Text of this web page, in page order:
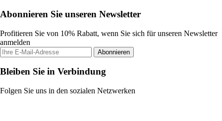
Abonnieren Sie unseren Newsletter
Profitieren Sie von 10% Rabatt, wenn Sie sich für unseren Newsletter
anmelden
Abonnieren
Bleiben Sie in Verbindung
Folgen Sie uns in den sozialen Netzwerken